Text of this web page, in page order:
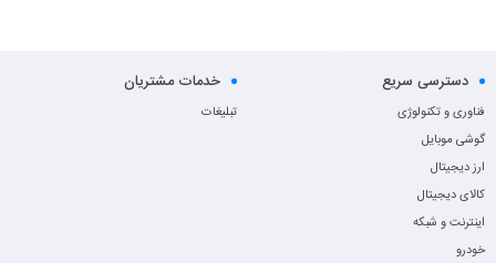
دسترسی سریع
فناوری و تکنولوژی
گوشی موبایل
ارز دیجیتال
کالای دیجیتال
اینترنت و شبکه
خودرو
خدمات مشتریان
تبلیغات